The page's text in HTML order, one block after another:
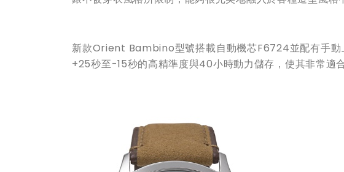
新款Orient Bambino型號搭載自動機芯F6724並配有手動
+25秒至-15秒的高精準度與40小時動力儲存，使其非常適合